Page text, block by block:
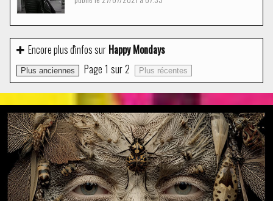
Encore plus d'infos sur Happy Mondays
Plus anciennes Page 1 sur2 Plus récentes